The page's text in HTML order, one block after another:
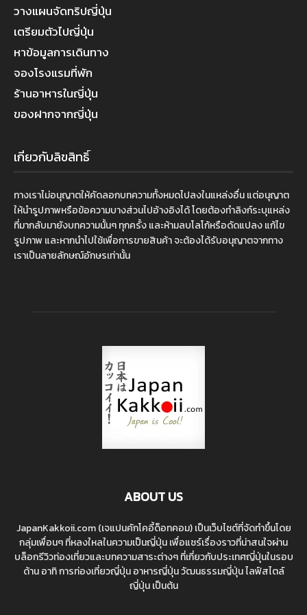
วางแผนจัดทริปญี่ปุ่น
เตรียมตัวไปญี่ปุ่น
หาข้อมูลการเดินทาง
จองโรงแรมที่พัก
ร้านอาหารในญี่ปุ่น
ของฝากจากญี่ปุ่น
เกี่ยวกับลิขสิทธิ์
ทางเราไม่อนุญาตให้คัดลอกบทความทั้งหมดไปลงในแหล่งอื่น แต่อนุญาต
ให้นำรูปภาพหรือข้อความบางส่วนไปอ้างอิงได้ โดยต้องทำลิงก์ระบุแหล่ง
ที่มากลับมายังบทความนั้นๆ ทุกครั้ง และห้ามลบโลโก้หรือดัดแปลง แก้ไข
รูปภาพ และหากนำไปใช้เพื่อการขายสินค้า จะต้องได้รับอนุญาตจากทาง
เราเป็นลายลักษณ์อักษรเท่านั้น
ABOUT US
JapanKakkoii.com (เจแปนคักโคอี้ด็อทคอม) เป็นเว็บไซต์ที่จัดทำขึ้นโดย
กลุ่มเพื่อนๆ ที่หลงใหลในความเป็นญี่ปุ่น เพื่อแชร์เรื่องราวที่น่าสนใจผ่าน
บล็อกรีวิวท่องเที่ยวและบทความสาระต่างๆ ที่เกี่ยวกับประเทศญี่ปุ่นในรอบ
ด้าน อาทิ การท่องเที่ยวญี่ปุ่น อาหารญี่ปุ่น วัฒนธรรมญี่ปุ่น ไลฟ์สไตล์
ญี่ปุ่น เป็นต้น